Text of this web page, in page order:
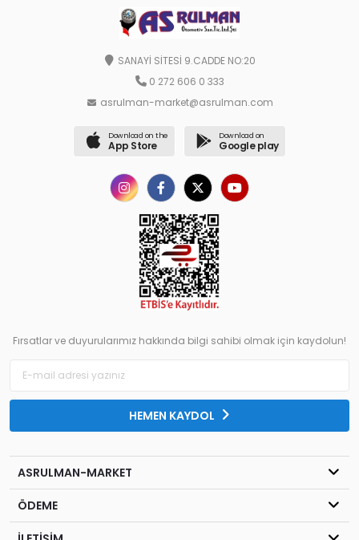
SANAYİ SİTESİ 9.CADDE NO:20
0 272 606 0 333
asrulman-market@asrulman.com
Download on the
App Store
Download on
Google play
Fırsatlar ve duyurularımız hakkında bilgi sahibi olmak için kaydolun!
HEMEN KAYDOL
ASRULMAN-MARKET
ÖDEME